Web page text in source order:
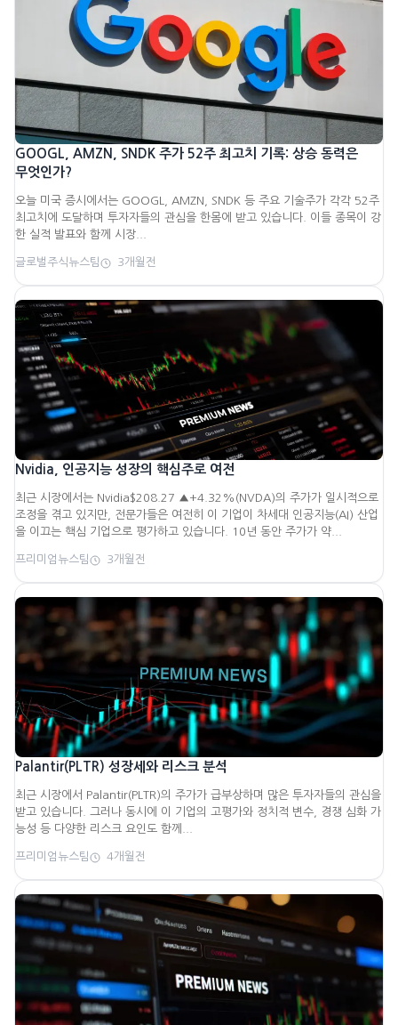
GOOGL, AMZN, SNDK 주가 52주 최고치 기록: 상승 동력은
무엇인가?
오늘 미국 증시에서는 GOOGL, AMZN, SNDK 등 주요 기술주가 각각 52주
최고치에 도달하며 투자자들의 관심을 한몸에 받고 있습니다. 이들 종목이 강
한 실적 발표와 함께 시장...
글로벌주식뉴스팀 3개월전
Nvidia, 인공지능 성장의 핵심주로 여전
최근 시장에서는 Nvidia$208.27 ▲+4.32%(NVDA)의 주가가 일시적으로
조정을 겪고 있지만, 전문가들은 여전히 이 기업이 차세대 인공지능(AI) 산업
을 이끄는 핵심 기업으로 평가하고 있습니다. 10년 동안 주가가 약...
프리미엄뉴스팀 3개월전
Palantir(PLTR) 성장세와 리스크 분석
최근 시장에서 Palantir(PLTR)의 주가가 급부상하며 많은 투자자들의 관심을
받고 있습니다. 그러나 동시에 이 기업의 고평가와 정치적 변수, 경쟁 심화 가
능성 등 다양한 리스크 요인도 함께...
프리미엄뉴스팀 4개월전